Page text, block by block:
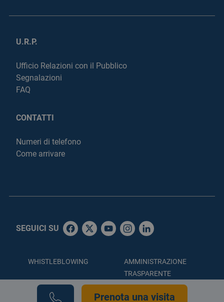
U.R.P.
Ufficio Relazioni con il Pubblico
Segnalazioni
FAQ
CONTATTI
Numeri di telefono
Come arrivare
SEGUICI SU
WHISTLEBLOWING
AMMINISTRAZIONE
TRASPARENTE
ACCESSIBILITÀ
Prenota una visita